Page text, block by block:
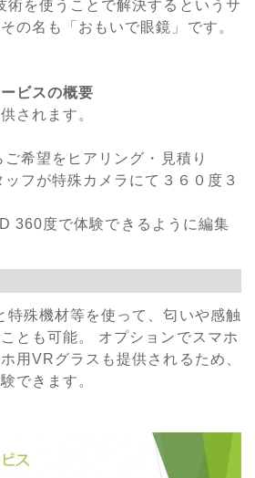
術を使うことで解決するというサ
の名も「おもいで眼鏡」です。
ビスの概要
されます。
希望をヒアリング・見積り
フが特殊カメラにて３６０度３
360度で体験できるように編集
特殊機材等を使って、匂いや感触
とも可能。 オプションでスマホ
用VRグラスも提供されるため、
できます。